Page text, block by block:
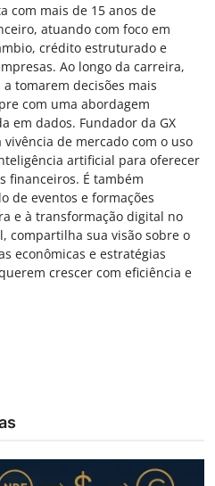
com mais de 15 anos de
atuando com foco em
crédito estruturado e
Ao longo da carreira,
tomarem decisões mais
com uma abordagem
em dados. Fundador da GX
de mercado com o uso
artificial para oferecer
financeiros. É também
de eventos e formações
e à transformação digital no
compartilha sua visão sobre o
econômicas e estratégias
crescer com eficiência e